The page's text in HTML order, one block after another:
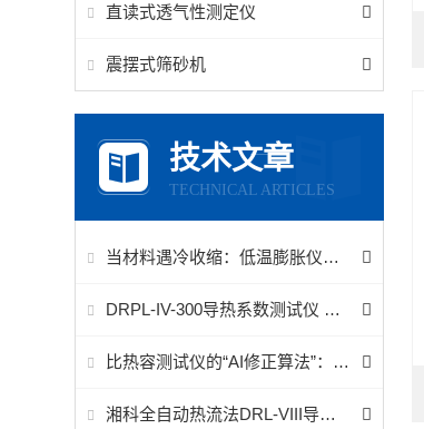
直读式透气性测定仪
震摆式筛砂机
技术文章
TECHNICAL ARTICLES
当材料遇冷收缩：低温膨胀仪的测量原理与误差控制
DRPL-IV-300导热系数测试仪 （防护平板热流计法）
比热容测试仪的“AI修正算法”：如何消除温度梯度误差，提升数据重复性？
湘科全自动热流法DRL-VIII导热系数仪应用广泛